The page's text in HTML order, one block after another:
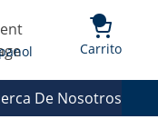
Language Carrito{0}
De Nosotros